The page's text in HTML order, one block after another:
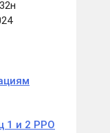
1 и 2 РРО